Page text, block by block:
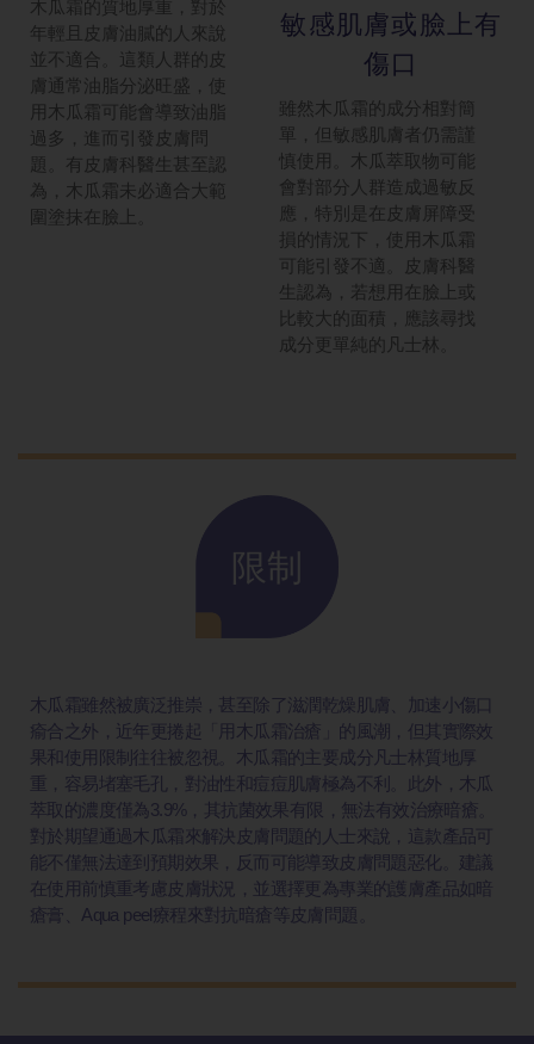
木瓜霜的質地厚重，對於
年輕且皮膚油膩的人來說
並不適合。這類人群的皮
膚通常油脂分泌旺盛，使
用木瓜霜可能會導致油脂
過多，進而引發皮膚問
題。有皮膚科醫生甚至認
為，木瓜霜未必適合大範
圍塗抹在臉上。
敏感肌膚或臉 上有
傷口
雖然木瓜霜的成分相對簡
單，但敏感肌膚者仍需謹
慎使用。木瓜萃取物可能
會對部分人群造成過敏反
應，特別是在皮膚屏障受
損的情況下，使用木瓜霜
可能引發不適。皮膚科醫
生認為，若想用在臉上或
比較大的面積，應該尋找
成分更單純的凡士林。
限制
木瓜霜雖然被廣泛推崇，甚至除了滋潤乾燥肌膚、加速小傷口
瘉合之外，近年更捲起「用木瓜霜治瘡」的風潮，但其實際效
果和使用限制往往被忽視。木瓜霜的主要成分凡士林質地厚
重，容易堵塞毛孔，對油性和痘痘肌膚極為不利。此外，木瓜
萃取的濃度僅為3.9%，其抗菌效果有限，無法有效治療暗瘡。
對於期望通過木瓜霜來解決皮膚問題的人士來說，這款產品可
能不僅無法達到預期效果，反而可能導致皮膚問題惡化。建議
在使用前慎重考慮皮膚狀況，並選擇更為專業的護膚產品如暗
瘡膏、Aqua peel療程來對抗暗瘡等皮膚問題。